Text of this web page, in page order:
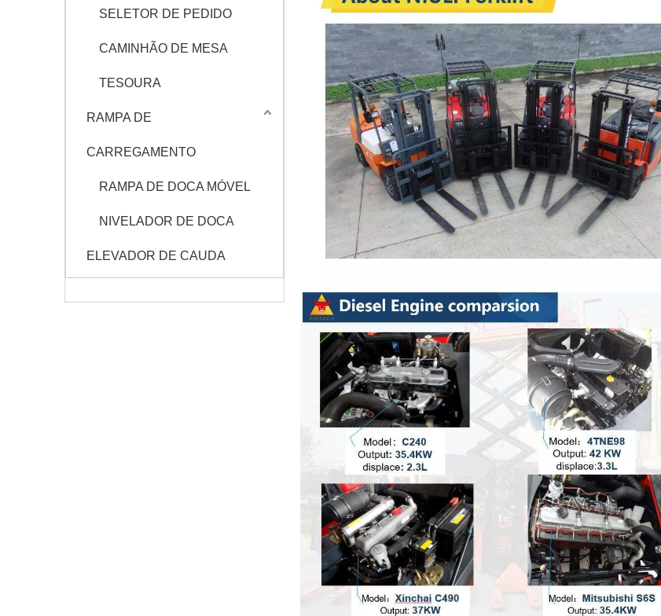
SELETOR DE PEDIDO
CAMINHÃO DE MESA
TESOURA
RAMPA DE
CARREGAMENTO
RAMPA DE DOCA MÓVEL
NIVELADOR DE DOCA
ELEVADOR DE CAUDA